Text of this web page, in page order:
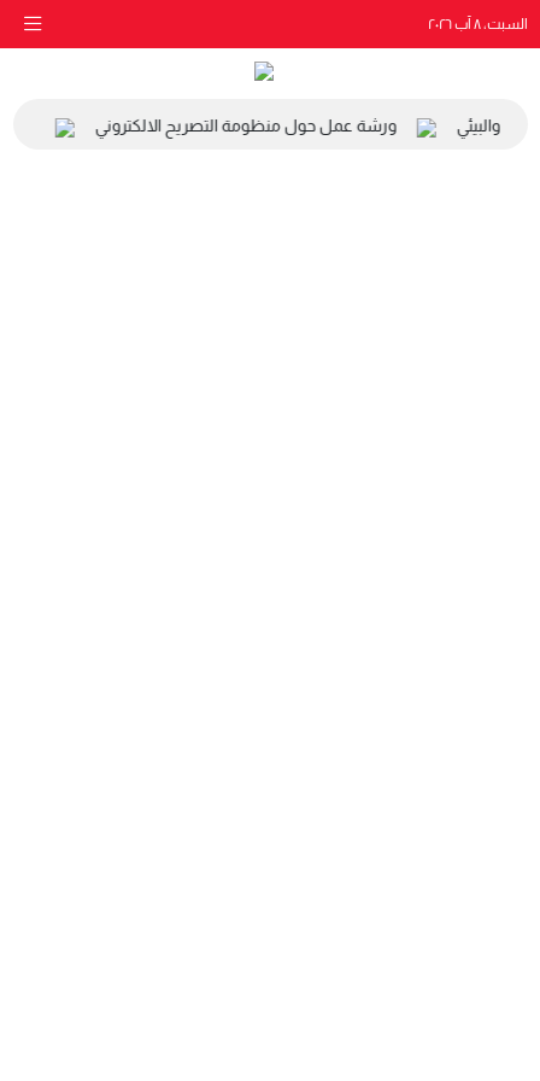
السبت، ٨ آب ٢٠٢٦
والبيئي ورشة عمل حول منظومة التصريح الالكتروني